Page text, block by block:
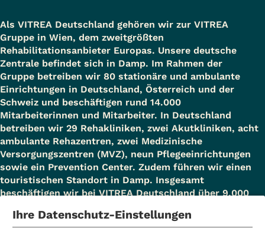
Als VITREA Deutschland gehören wir zur VITREA
Gruppe in Wien, dem zweitgrößten
Rehabilitationsanbieter Europas. Unsere deutsche
Zentrale befindet sich in Damp. Im Rahmen der
Gruppe betreiben wir 80 stationäre und ambulante
Einrichtungen in Deutschland, Österreich und der
Schweiz und beschäftigen rund 14.000
Mitarbeiterinnen und Mitarbeiter. In Deutschland
betreiben wir 29 Rehakliniken, zwei Akutkliniken, acht
ambulante Rehazentren, zwei Medizinische
Versorgungszentren (MVZ), neun Pflegeeinrichtungen
sowie ein Prevention Center. Zudem führen wir einen
touristischen Standort in Damp. Insgesamt
beschäftigen wir bei VITREA Deutschland über 9.000
Ihre Datenschutz-Einstellungen